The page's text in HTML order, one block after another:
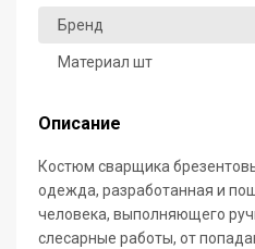
Бренд
Материал шт
Описание
Костюм сварщика
одежда, разработанная и
человека, выполняющего
слесарные работы, от